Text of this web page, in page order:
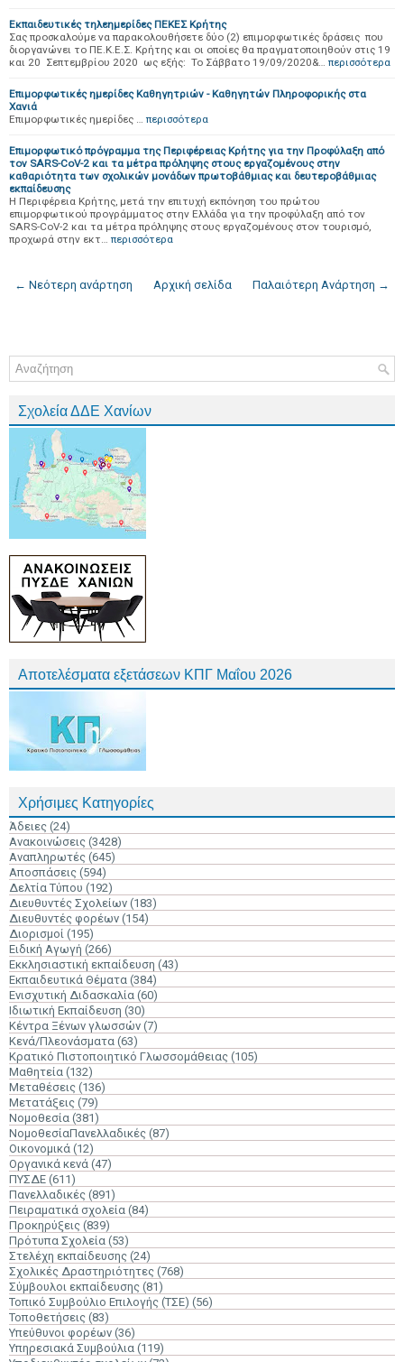
Εκπαιδευτικές τηλεημερίδες ΠΕΚΕΣ Κρήτης
Σας προσκαλούμε να παρακολουθήσετε δύο (2) επιμορφωτικές δράσεις που
διοργανώνει το ΠΕ.Κ.Ε.Σ. Κρήτης και οι οποίες θα πραγματοποιηθούν στις 19
και 20 Σεπτεμβρίου 2020 ως εξής: Το Σάββατο 19/09/2020&… περισσότερα
Επιμορφωτικές ημερίδες Καθηγητριών - Καθηγητών Πληροφορικής στα
Χανιά
Επιμορφωτικές ημερίδες … περισσότερα
Επιμορφωτικό πρόγραμμα της Περιφέρειας Κρήτης για την Προφύλαξη από
τον SARS-CoV-2 και τα μέτρα πρόληψης στους εργαζομένους στην
καθαριότητα των σχολικών μονάδων πρωτοβάθμιας και δευτεροβάθμιας
εκπαίδευσης
Η Περιφέρεια Κρήτης, μετά την επιτυχή εκπόνηση του πρώτου
επιμορφωτικού προγράμματος στην Ελλάδα για την προφύλαξη από τον
SARS-CoV-2 και τα μέτρα πρόληψης στους εργαζομένους στον τουρισμό,
προχωρά στην εκτ… περισσότερα
← Νεότερη ανάρτηση Παλαιότερη Ανάρτηση →
Αρχική σελίδα
Σχολεία ΔΔΕ Χανίων
Αποτελέσματα εξετάσεων ΚΠΓ Μαΐου 2026
Χρήσιμες Κατηγορίες
Άδειες (24)
Ανακοινώσεις (3428)
Αναπληρωτές (645)
Αποσπάσεις (594)
Δελτία Τύπου (192)
Διευθυντές Σχολείων (183)
Διευθυντές φορέων (154)
Διορισμοί (195)
Ειδική Αγωγή (266)
Εκκλησιαστική εκπαίδευση (43)
Εκπαιδευτικά Θέματα (384)
Ενισχυτική Διδασκαλία (60)
Ιδιωτική Εκπαίδευση (30)
Κέντρα Ξένων γλωσσών (7)
Κενά/Πλεονάσματα (63)
Κρατικό Πιστοποιητικό Γλωσσομάθειας (105)
Μαθητεία (132)
Μεταθέσεις (136)
Μετατάξεις (79)
Νομοθεσία (381)
ΝομοθεσίαΠανελλαδικές (87)
Οικονομικά (12)
Οργανικά κενά (47)
ΠΥΣΔΕ (611)
Πανελλαδικές (891)
Πειραματικά σχολεία (84)
Προκηρύξεις (839)
Πρότυπα Σχολεία (53)
Στελέχη εκπαίδευσης (24)
Σχολικές Δραστηριότητες (768)
Σύμβουλοι εκπαίδευσης (81)
Τοπικό Συμβούλιο Επιλογής (ΤΣΕ) (56)
Τοποθετήσεις (83)
Υπεύθυνοι φορέων (36)
Υπηρεσιακά Συμβούλια (119)